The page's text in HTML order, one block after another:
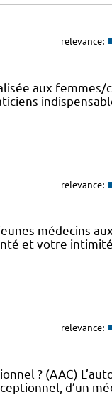
relevance:
aux femmes/
relevance:
médecins
et votre intimité
relevance:
? (AAC)
d’un